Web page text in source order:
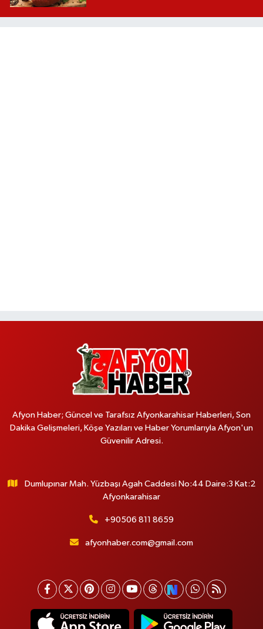
Afyon Haber; Güncel ve Tarafsız Afyonkarahisar Haberleri, Son
Dakika Gelişmeleri, Köşe Yazıları ve Haber Yorumlarıyla Afyon'un
Güvenilir Adresi.
Dumlupınar Mah. Yüzbaşı Agah Caddesi No:44 Daire:3 Kat:2
Afyonkarahisar
+90506 811 8659
afyonhaber.com@gmail.com